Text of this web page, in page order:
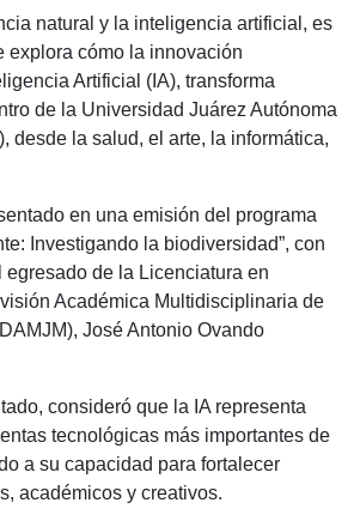
natural y la inteligencia artificial, es
explora cómo la innovación
Artificial (IA), transforma
de la Universidad Juárez Autónoma
desde la salud, el arte, la informática,
en una emisión del programa
Investigando la biodiversidad”, con
egresado de la Licenciatura en
Académica Multidisciplinaria de
José Antonio Ovando
consideró que la IA representa
tecnológicas más importantes de
a su capacidad para fortalecer
académicos y creativos.